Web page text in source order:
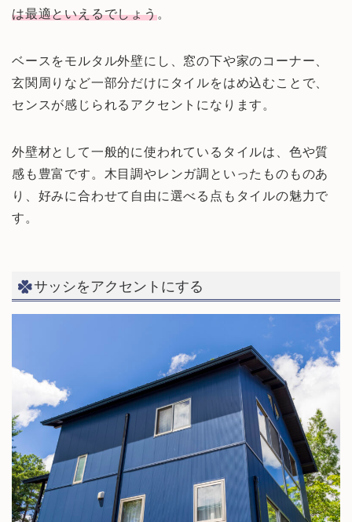
は最適といえるでしょう。
ベースをモルタル外壁にし、窓の下や家のコーナー、
玄関周りなど一部分だけにタイルをはめ込むことで、
センスが感じられるアクセントになります。
外壁材として一般的に使われているタイルは、色や質
感も豊富です。木目調やレンガ調といったものものあ
り、好みに合わせて自由に選べる点もタイルの魅力で
す。
サッシをアクセントにする